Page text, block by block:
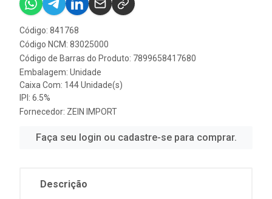
Código: 841768
Código NCM: 83025000
Código de Barras do Produto: 7899658417680
Embalagem: Unidade
Caixa Com: 144 Unidade(s)
IPI: 6.5%
Fornecedor: ZEIN IMPORT
Faça seu login ou cadastre-se para comprar.
Descrição